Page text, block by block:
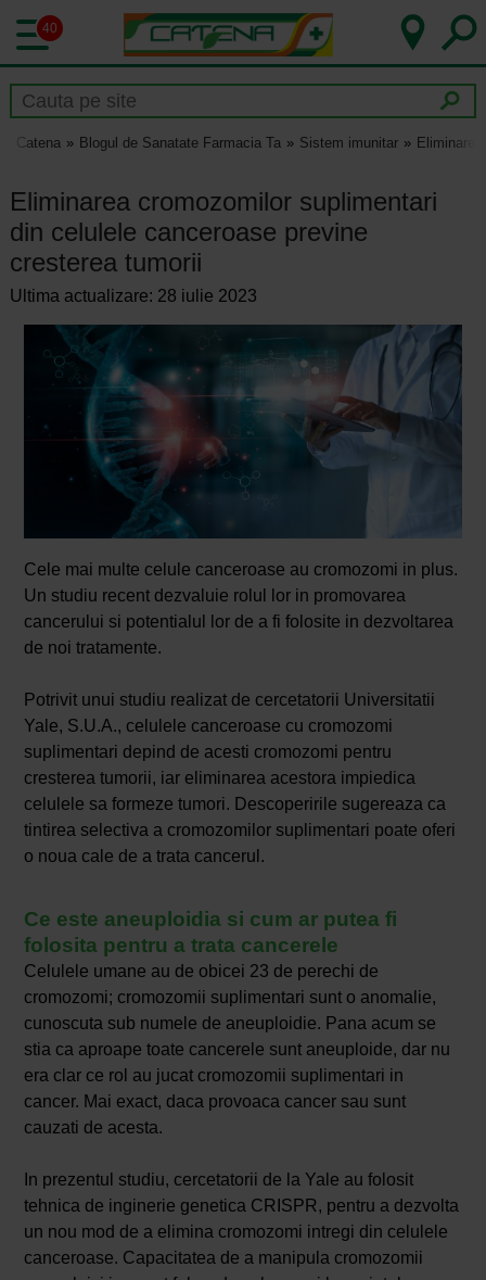
40
Catena Blogul de Sanatate Farmacia Ta Sistem imunitar
Eliminarea cromozomilor suplimentari
din celulele canceroase previne
cresterea tumorii
Ultima actualizare: 28 iulie 2023
Cele mai multe celule canceroase au cromozomi in plus.
Un studiu recent dezvaluie rolul lor in promovarea
cancerului si potentialul lor de a fi folosite in dezvoltarea
de noi tratamente.
Potrivit unui studiu realizat de cercetatorii Universitatii
Yale, S.U.A., celulele canceroase cu cromozomi
suplimentari depind de acesti cromozomi pentru
cresterea tumorii, iar eliminarea acestora impiedica
celulele sa formeze tumori. Descoperirile sugereaza ca
tintirea selectiva a cromozomilor suplimentari poate oferi
o noua cale de a trata cancerul.
Ce este aneuploidia si cum ar putea fi
folosita pentru a trata cancerele
Celulele umane au de obicei 23 de perechi de
cromozomi; cromozomii suplimentari sunt o anomalie,
cunoscuta sub numele de aneuploidie. Pana acum se
stia ca aproape toate cancerele sunt aneuploide, dar nu
era clar ce rol au jucat cromozomii suplimentari in
cancer. Mai exact, daca provoaca cancer sau sunt
cauzati de acesta.
In prezentul studiu, cercetatorii de la Yale au folosit
tehnica de inginerie genetica CRISPR, pentru a dezvolta
un nou mod de a elimina cromozomi intregi din celulele
canceroase. Capacitatea de a manipula cromozomii